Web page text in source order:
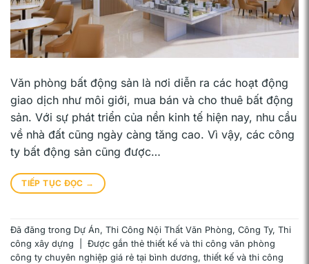
Văn phòng bất động sản là nơi diễn ra các hoạt động
giao dịch như môi giới, mua bán và cho thuê bất động
sản. Với sự phát triển của nền kinh tế hiện nay, nhu cầu
về nhà đất cũng ngày càng tăng cao. Vì vậy, các công
ty bất động sản cũng được…
TIẾP TỤC ĐỌC →
Đã đăng trong Dự Án, Thi Công Nội Thất Văn Phòng, Công Ty, Thi
công xây dựng
Được gắn thẻ thiết kế và thi công văn phòng
công ty chuyên nghiệp giá rẻ tại bình dương, thiết kế và thi công